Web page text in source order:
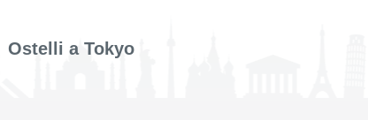
Ostelli a Tokyo